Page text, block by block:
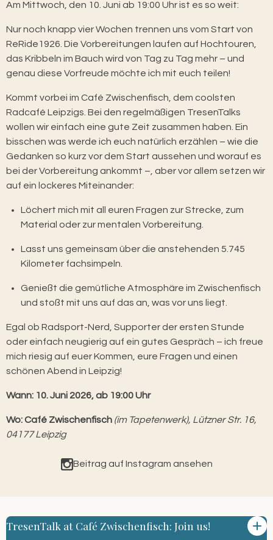
Am Mittwoch, den 10. Juni ab 19:00 Uhr ist es so weit:
Nur noch knapp vier Wochen trennen uns vom Start von
ReRide1926. Die Vorbereitungen laufen auf Hochtouren,
das Kribbeln im Bauch wird von Tag zu Tag mehr – und
genau diese Vorfreude möchte ich mit euch teilen!
Kommt vorbei im Café Zwischenfisch, dem coolsten
Radcafé Leipzigs. Bei den regelmäßigen TresenTalks
wollen wir einfach eine gute Zeit zusammen haben. Ein
bisschen was werde ich euch natürlich erzählen – wie die
Gedanken so kurz vor dem Start aussehen und worauf es
bei der Vorbereitung ankommt –, aber vor allem setzen wir
auf ein lockeres Miteinander:
Löchert mich mit all euren Fragen zur Strecke, zum
Material oder zur mentalen Vorbereitung.
Lasst uns gemeinsam über die anstehenden 5.745
Kilometer fachsimpeln.
Genießt die gemütliche Atmosphäre im Zwischenfisch
und stoßt mit uns auf das an, was vor uns liegt.
Egal ob Radsport-Nerd, Supporter der ersten Stunde
oder einfach neugierig auf ein gutes Gespräch – ich freue
mich riesig auf euer Kommen, eure Fragen und einen
schönen Abend in Leipzig!
Wann: 10. Juni 2026, ab 19:00 Uhr
Wo:Café Zwischenfisch (im Tapetenwerk), Lützner Str. 16,
04177 Leipzig
Beitrag auf Instagram ansehen
TresenTalk at Café Zwischenfisch: Join us!